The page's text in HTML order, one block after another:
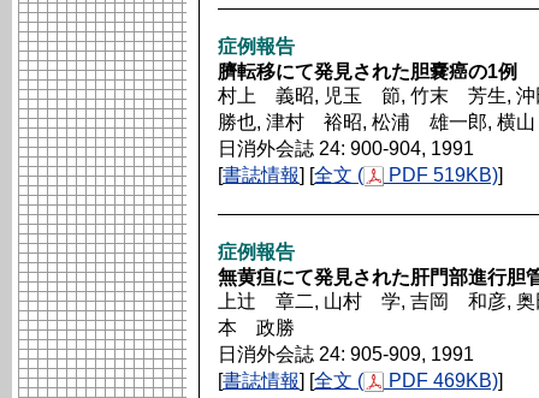
症例報告
臍転移にて発見された胆嚢癌の1例
村上 義昭, 児玉 節, 竹末 芳生,
勝也, 津村 裕昭, 松浦 雄一郎, 横
日消外会誌 24: 900-904, 1991
[書誌情報] [全文 ( PDF 519KB)]
症例報告
無黄疸にて発見された肝門部進行胆
上辻 章二, 山村 学, 吉岡 和彦,
本 政勝
日消外会誌 24: 905-909, 1991
[書誌情報] [全文 ( PDF 469KB)]